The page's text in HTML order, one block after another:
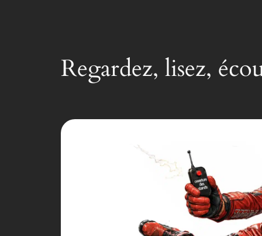
Regardez, lisez,